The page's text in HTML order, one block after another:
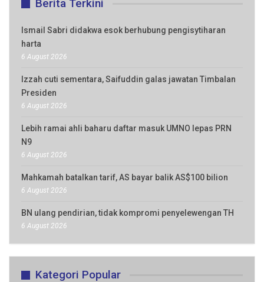
Berita Terkini
Ismail Sabri didakwa esok berhubung pengisytiharan
harta
6 August 2026
Izzah cuti sementara, Saifuddin galas jawatan Timbalan
Presiden
6 August 2026
Lebih ramai ahli baharu daftar masuk UMNO lepas PRN
N9
6 August 2026
Mahkamah batalkan tarif, AS bayar balik AS$100 bilion
6 August 2026
BN ulang pendirian, tidak kompromi penyelewengan TH
6 August 2026
Kategori Popular